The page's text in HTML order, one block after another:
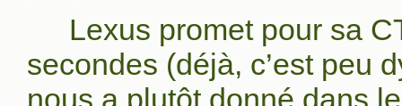
Lexus promet pour sa
secondes (déjà, c’est peu
nous a plutôt donné dans